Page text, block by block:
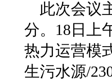
此次会议
分。18日上
热力运营模
生污水源/